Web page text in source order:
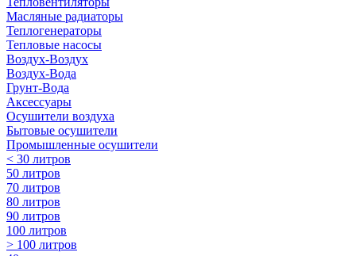
Масляные радиаторы
Теплогенераторы
Тепловые насосы
Воздух-Воздух
Воздух-Вода
Грунт-Вода
Аксессуары
Осушители воздуха
Бытовые осушители
Промышленные осушители
< 30 литров
50 литров
70 литров
80 литров
90 литров
100 литров
> 100 литров